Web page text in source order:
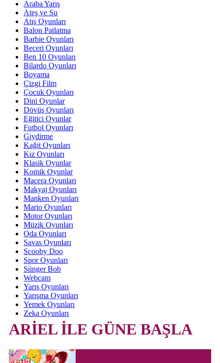
Araba Yarış
Ateş ve Su
Atış Oyunları
Balon Patlatma
Barbie Oyunları
Beceri Oyunları
Ben 10 Oyunları
Bilardo Oyunları
Boyama
Çizgi Film
Çocuk Oyunları
Dini Oyunlar
Dövüş Oyunları
Eğitici Oyunlar
Futbol Oyunları
Giydirme
Kağıt Oyunları
Kız Oyunları
Klasik Oyunlar
Komik Oyunlar
Macera Oyunları
Makyaj Oyunları
Manken Oyunları
Mario Oyunları
Motor Oyunları
Müzik Oyunları
Oda Oyunları
Savas Oyunları
Scooby Doo
Spor Oyunları
Sünger Bob
Webcam
Yarış Oyunları
Yarışma Oyunları
Yemek Oyunları
Zeka Oyunları
ARİEL İLE GÜNE BAŞLA